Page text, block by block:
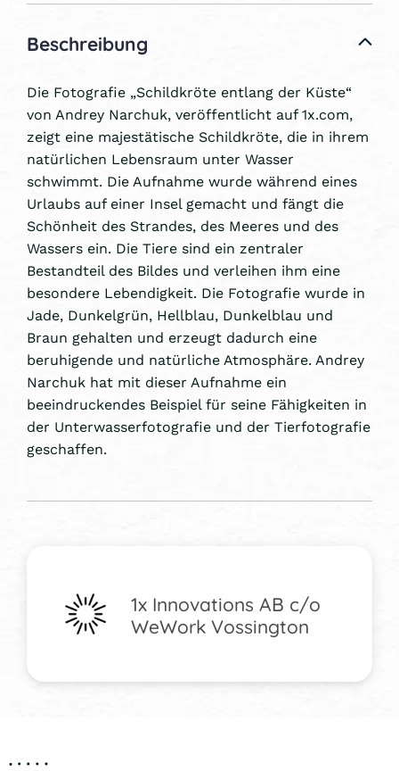
Beschreibung
Die Fotografie „Schildkröte entlang der Küste“
von Andrey Narchuk, veröffentlicht auf 1x.com,
zeigt eine majestätische Schildkröte, die in ihrem
natürlichen Lebensraum unter Wasser
schwimmt. Die Aufnahme wurde während eines
Urlaubs auf einer Insel gemacht und fängt die
Schönheit des Strandes, des Meeres und des
Wassers ein. Die Tiere sind ein zentraler
Bestandteil des Bildes und verleihen ihm eine
besondere Lebendigkeit. Die Fotografie wurde in
Jade, Dunkelgrün, Hellblau, Dunkelblau und
Braun gehalten und erzeugt dadurch eine
beruhigende und natürliche Atmosphäre. Andrey
Narchuk hat mit dieser Aufnahme ein
beeindruckendes Beispiel für seine Fähigkeiten in
der Unterwasserfotografie und der Tierfotografie
geschaffen.
1x Innovations AB c/o
WeWork Vossington